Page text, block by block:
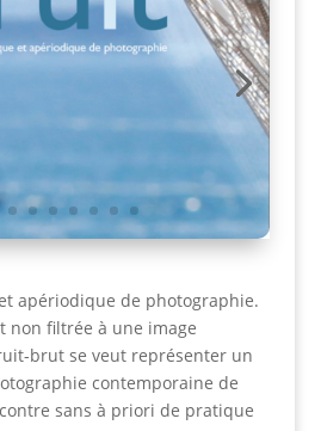
apériodique de photographie.
non filtrée à une image
brut se veut représenter un
contemporaine de
sans à priori de pratique